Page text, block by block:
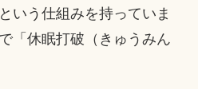
いう仕組みを持っていま
「休眠打破（きゅうみん